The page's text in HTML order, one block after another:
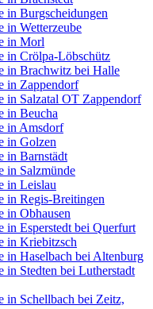
in Burgscheidungen
in Wetterzeube
in Morl
in Crölpa-Löbschütz
in Brachwitz bei Halle
in Zappendorf
in Salzatal OT Zappendorf
in Beucha
in Amsdorf
in Golzen
in Barnstädt
in Salzmünde
in Leislau
in Regis-Breitingen
in Obhausen
in Esperstedt bei Querfurt
in Kriebitzsch
in Haselbach bei Altenburg
in Stedten bei Lutherstadt
in Schellbach bei Zeitz,